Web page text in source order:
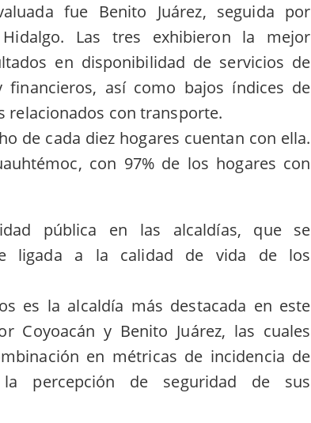
fue Benito Juárez, seguida por
Las tres exhibieron la mejor
en disponibilidad de servicios de
financieros, así como bajos índices de
relacionados con transporte.
de cada diez hogares cuentan con ella.
con 97% de los hogares con
pública en las alcaldías, que se
ligada a la calidad de vida de los
es la alcaldía más destacada en este
Coyoacán y Benito Juárez, las cuales
en métricas de incidencia de
percepción de seguridad de sus